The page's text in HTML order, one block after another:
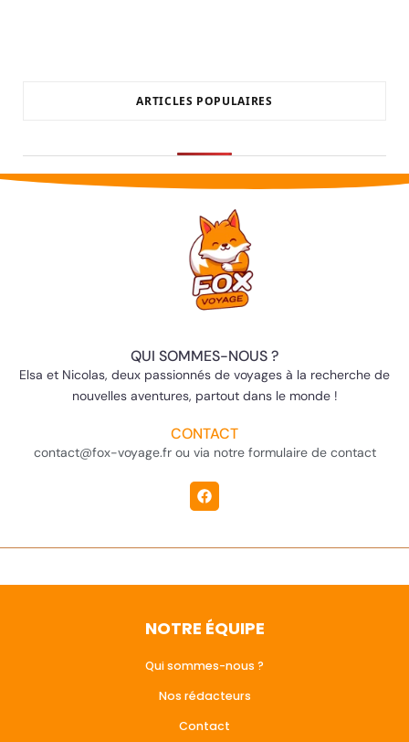
ARTICLES POPULAIRES
QUI SOMMES-NOUS ?
Elsa et Nicolas, deux passionnés de voyages à la recherche de
nouvelles aventures, partout dans le monde !
CONTACT
contact@fox-voyage.fr ou via notre formulaire de contact
NOTRE ÉQUIPE
Qui sommes-nous ?
Nos rédacteurs
Contact